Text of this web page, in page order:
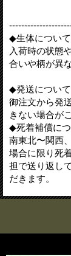
◆生体について
入荷時の状態
合いや柄が異
◆発送について
御注文から発
きない場合が
◆死着補償に
南東北〜関西
場合に限り死
担で送り返し
だきます。